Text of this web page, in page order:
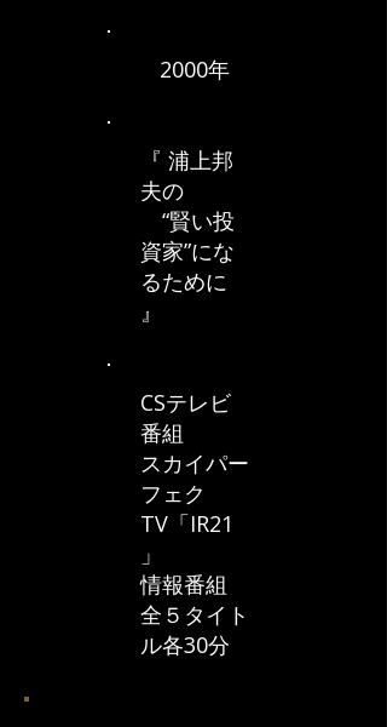
2000年
『 浦上邦
夫の
“賢い投
資家”にな
るために
』
CSテレビ
番組
スカイパー
フェク
TV「IR21
」
情報番組
全５タイト
ル各30分